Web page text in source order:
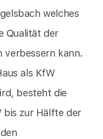
welches
Qualität der
verbessern kann.
als KfW
besteht die
bis zur Hälfte der